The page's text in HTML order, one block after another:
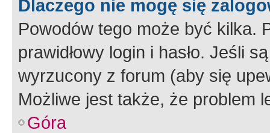
Dlaczego nie mogę się
Powodów tego może być kilka.
prawidłowy login i hasło. Jeśli
wyrzucony z forum (aby się
Możliwe jest także, że problem
Góra